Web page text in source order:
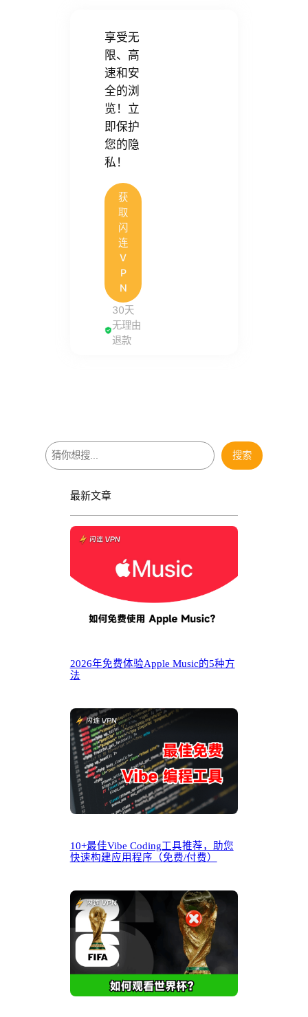
享受无
限、高
速和安
全的浏
览！立
即保护
您的隐
私！
获
取
闪
连
V
P
N
30天
无理由
退款
搜
索
搜索
最新文章
2026年免费体验Apple Music的5种方
法
10+最佳Vibe Coding工具推荐，助您
快速构建应用程序（免费/付费）